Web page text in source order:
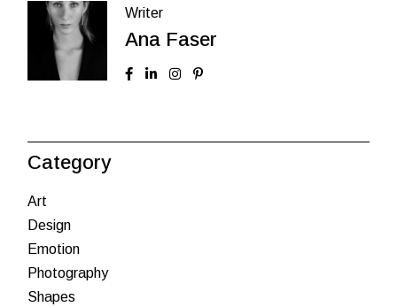
Writer
Ana Faser
Category
Art
Design
Emotion
Photography
Shapes